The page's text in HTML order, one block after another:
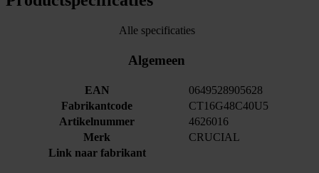
Alle specificaties
Algemeen
EAN
0649528905628
Fabrikantcode
CT16G48C40U5
Artikelnummer
4626016
Merk
CRUCIAL
Link naar fabrikant